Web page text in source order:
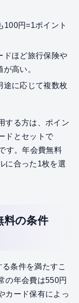
100円=1ポイント
ドほど旅行保険や
高い。
途に応じて複数枚
する方は、ポイン
ドとセットで
す。年会費無料
に合った1枚を選
料の条件
条件を満たすこ
の年会費は550円
カード保有によっ